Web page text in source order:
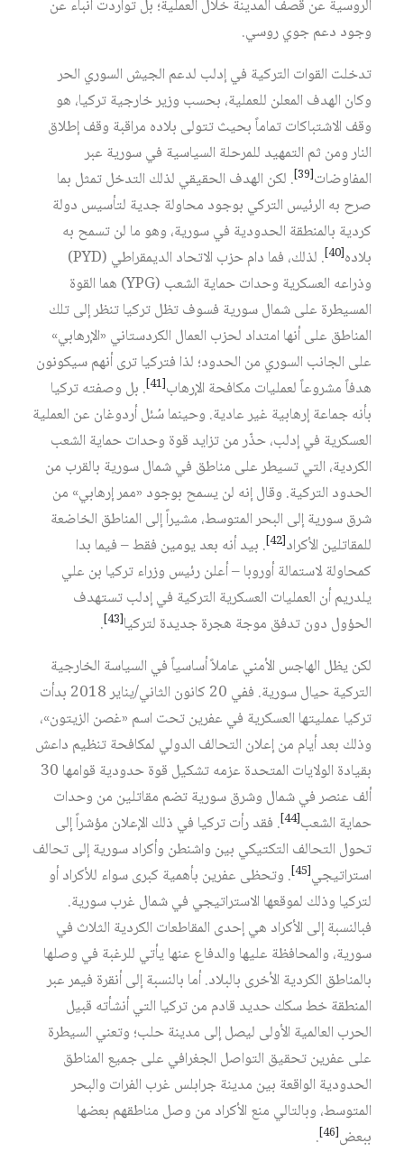
الروسية عن قصف المدينة خلال العملية؛ بل تواردت أنباء عن
وجود دعم جوي روسي.
تدخلت القوات التركية في إدلب لدعم الجيش السوري الحر
وكان الهدف المعلن للعملية، بحسب وزير خارجية تركيا، هو
وقف الاشتباكات تماماً بحيث تتولى بلاده مراقبة وقف إطلاق
النار ومن ثم التمهيد للمرحلة السياسية في سورية عبر
المفاوضات[39]
. لكن الهدف الحقيقي لذلك التدخل تمثل بما
صرح به الرئيس التركي بوجود محاولة جدية لتأسيس دولة
كردية بالمنطقة الحدودية في سورية، وهو ما لن تسمح به
بلاده[40]
. لذلك، فما دام حزب الاتحاد الديمقراطي (PYD)
وذراعه العسكرية وحدات حماية الشعب (YPG) هما القوة
المسيطرة على شمال سورية فسوف تظل تركيا تنظر إلى تلك
المناطق على أنها امتداد لحزب العمال الكردستاني «الإرهابي»
على الجانب السوري من الحدود؛ لذا فتركيا ترى أنهم سيكونون
هدفاً مشروعاً لعمليات مكافحة الإرهاب[41]
. بل وصفته تركيا
بأنه جماعة إرهابية غير عادية. وحينما سُئل أردوغان عن العملية
العسكرية في إدلب، حذّر من تزايد قوة وحدات حماية الشعب
الكردية، التي تسيطر على مناطق في شمال سورية بالقرب من
الحدود التركية. وقال إنه لن يسمح بوجود «ممر إرهابي» من
شرق سورية إلى البحر المتوسط، مشيراً إلى المناطق الخاضعة
للمقاتلين الأكراد[42]
. بيد أنه بعد يومين فقط – فيما بدا
كمحاولة لاستمالة أوروبا – أعلن رئيس وزراء تركيا بن علي
يلدريم أن العمليات العسكرية التركية في إدلب تستهدف
الحؤول دون تدفق موجة هجرة جديدة لتركيا[43]
.
لكن يظل الهاجس الأمني عاملاً أساسياً في السياسة الخارجية
التركية حيال سورية. ففي 20 كانون الثاني/يناير 2018 بدأت
تركيا عمليتها العسكرية في عفرين تحت اسم «غصن الزيتون»،
وذلك بعد أيام من إعلان التحالف الدولي لمكافحة تنظيم داعش
بقيادة الولايات المتحدة عزمه تشكيل قوة حدودية قوامها 30
ألف عنصر في شمال وشرق سورية تضم مقاتلين من وحدات
حماية الشعب[44]
. فقد رأت تركيا في ذلك الإعلان مؤشراً إلى
تحول التحالف التكتيكي بين واشنطن وأكراد سورية إلى تحالف
استراتيجي[45]
. وتحظى عفرين بأهمية كبرى سواء للأكراد أو
لتركيا وذلك لموقعها الاستراتيجي في شمال غرب سورية.
فبالنسبة إلى الأكراد هي إحدى المقاطعات الكردية الثلاث في
سورية، والمحافظة عليها والدفاع عنها يأتي للرغبة في وصلها
بالمناطق الكردية الأخرى بالبلاد. أما بالنسبة إلى أنقرة فيمر عبر
المنطقة خط سكك حديد قادم من تركيا التي أنشأته قبيل
الحرب العالمية الأولى ليصل إلى مدينة حلب؛ وتعني السيطرة
على عفرين تحقيق التواصل الجغرافي على جميع المناطق
الحدودية الواقعة بين مدينة جرابلس غرب الفرات والبحر
المتوسط، وبالتالي منع الأكراد من وصل مناطقهم بعضها
ببعض[46]
.